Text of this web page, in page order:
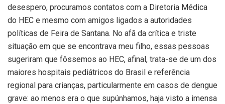
desespero, procuramos contatos com a Diretoria Médica
do HEC e mesmo com amigos ligados a autoridades
políticas de Feira de Santana. No afã da crítica e triste
situação em que se encontrava meu filho, essas pessoas
sugeriram que fôssemos ao HEC, afinal, trata-se de um dos
maiores hospitais pediátricos do Brasil e referência
regional para crianças, particularmente em casos de dengue
grave: ao menos era o que supúnhamos, haja visto a imensa